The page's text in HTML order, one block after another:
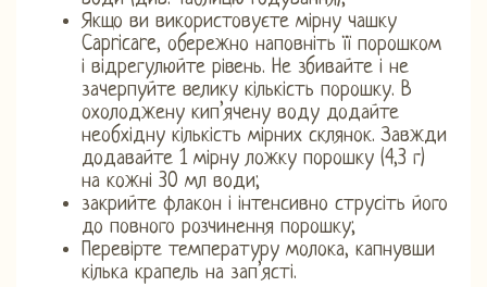
Якщо ви використовуєте мірну чашку
Capricare, обережно наповніть її порошком
і відрегулюйте рівень. Не збивайте і не
зачерпуйте велику кількість порошку. В
охолоджену кип’ячену воду додайте
необхідну кількість мірних склянок. Завжди
додавайте 1 мірну ложку порошку (4,3 г)
на кожні 30 мл води;
закрийте флакон і інтенсивно струсіть його
до повного розчинення порошку;
Перевірте температуру молока, капнувши
кілька крапель на зап’ясті.